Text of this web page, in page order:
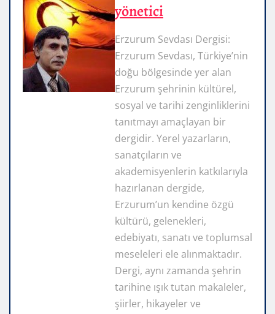
yönetici
Erzurum Sevdası Dergisi:
Erzurum Sevdası, Türkiye’nin
doğu bölgesinde yer alan
Erzurum şehrinin kültürel,
sosyal ve tarihi zenginliklerini
tanıtmayı amaçlayan bir
dergidir. Yerel yazarların,
sanatçıların ve
akademisyenlerin katkılarıyla
hazırlanan dergide,
Erzurum’un kendine özgü
kültürü, gelenekleri,
edebiyatı, sanatı ve toplumsal
meseleleri ele alınmaktadır.
Dergi, aynı zamanda şehrin
tarihine ışık tutan makaleler,
şiirler, hikayeler ve